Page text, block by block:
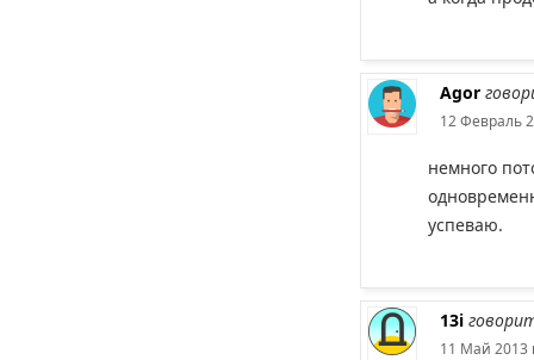
Agor
12 Февраль
немного
успеваю.
13i
11 Май 2013